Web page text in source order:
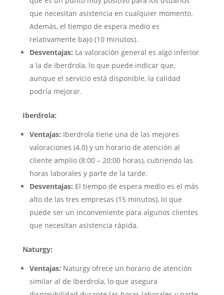
que necesitan asistencia en cualquier momento.
Además, el tiempo de espera medio es
relativamente bajo (10 minutos).
Desventajas: La valoración general es algo inferior
a la de Iberdrola, lo que puede indicar que,
aunque el servicio está disponible, la calidad
podría mejorar.
Iberdrola:
Ventajas: Iberdrola tiene una de las mejores
valoraciones (4.0) y un horario de atención al
cliente amplio (8:00 – 20:00 horas), cubriendo las
horas laborales y parte de la tarde.
Desventajas: El tiempo de espera medio es el más
alto de las tres empresas (15 minutos), lo que
puede ser un inconveniente para algunos clientes
que necesitan asistencia rápida.
Naturgy:
Ventajas: Naturgy ofrece un horario de atención
similar al de Iberdrola, lo que asegura